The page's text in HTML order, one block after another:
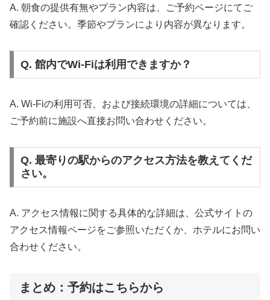
A. 朝食の提供有無やプラン内容は、ご予約ページにてご
確認ください。季節やプランにより内容が異なります。
Q. 館内でWi-Fiは利用できますか？
A. Wi-Fiの利用可否、および接続環境の詳細については、
ご予約前に施設へ直接お問い合わせください。
Q. 最寄りの駅からのアクセス方法を教えてくだ
さい。
A. アクセス情報に関する具体的な詳細は、公式サイトの
アクセス情報ページをご参照いただくか、ホテルにお問い
合わせください。
まとめ：予約はこちらから